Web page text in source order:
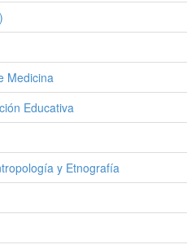
Medicina
Educativa
y Etnografía